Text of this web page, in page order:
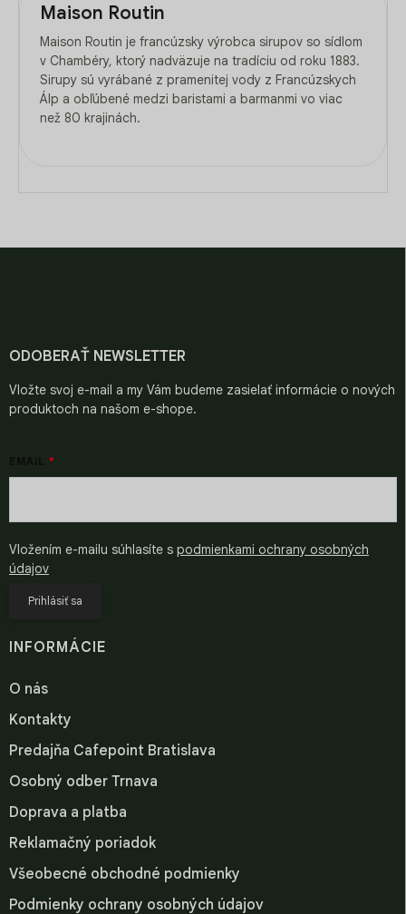
Maison Routin
Maison Routin je francúzsky výrobca sirupov so sídlom
v Chambéry, ktorý nadväzuje na tradíciu od roku 1883.
Sirupy sú vyrábané z pramenitej vody z Francúzskych
Álp a obľúbené medzi baristami a barmanmi vo viac
než 80 krajinách.
ODOBERAŤ NEWSLETTER
Vložte svoj e-mail a my Vám budeme zasielať informácie o nových
produktoch na našom e-shope.
Vložením e-mailu súhlasíte s podmienkami ochrany osobných
údajov
Prihlásiť sa
INFORMÁCIE
O nás
Kontakty
Predajňa Cafepoint Bratislava
Osobný odber Trnava
Doprava a platba
Reklamačný poriadok
Všeobecné obchodné podmienky
Podmienky ochrany osobných údajov